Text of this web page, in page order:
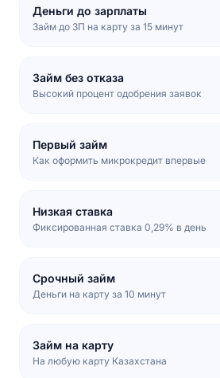
Деньги до зарплаты
Займ до ЗП на карту за 15 минут
Займ без отказа
Высокий процент одобрения заявок
Первый займ
Как оформить микрокредит впервые
Низкая ставка
Фиксированная ставка 0,29% в день
Срочный займ
Деньги на карту за 10 минут
Займ на карту
На любую карту Казахстана